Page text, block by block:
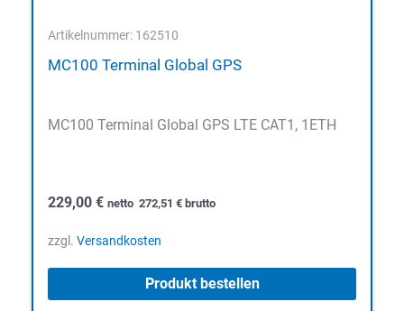
Artikelnummer: 162510
MC100 Terminal Global GPS
MC100 Terminal Global GPS LTE CAT1, 1ETH
229,00 € netto 272,51 € brutto
zzgl. Versandkosten
Produkt bestellen